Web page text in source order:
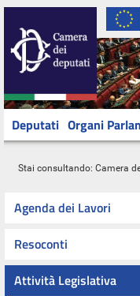
Deputati Organi
Stai consultando: Camera
Agenda dei Lavori
Resoconti
Attività Legislativa